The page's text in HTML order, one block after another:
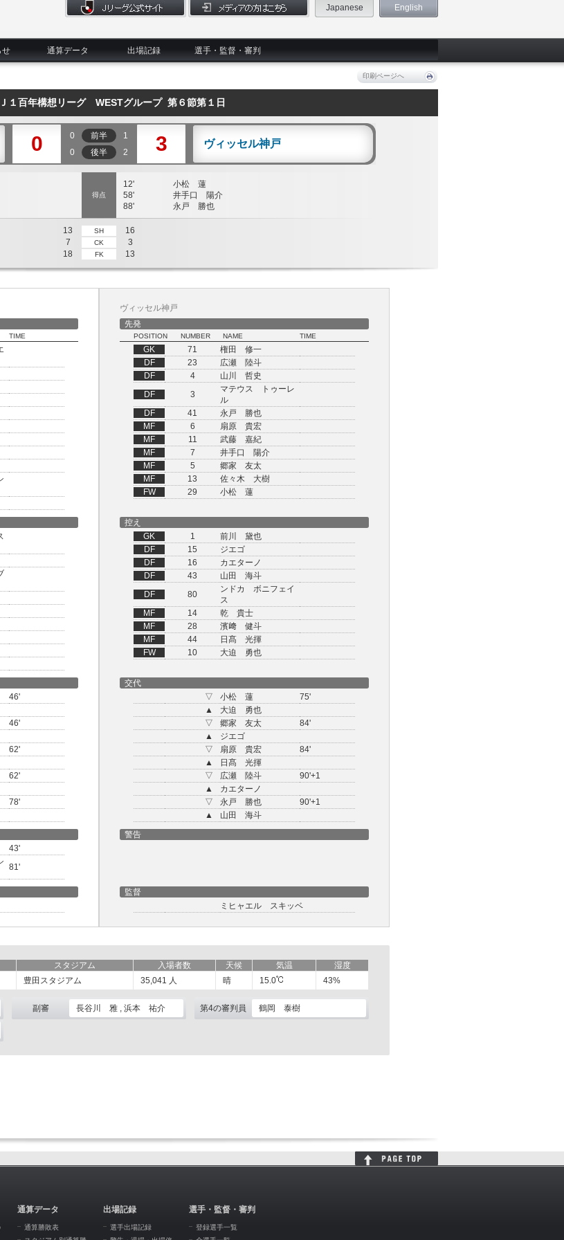
Japanese English
せ 通算データ 出場記録 選手・監督・審判
印刷ページへ
１百年構想リーグ WESTグループ 第６節第１日
0 0 前半
1
0
後半 2 3 ヴィッセル神戸
得点
12'
小松 蓮
58'
井手口 陽介
88'
永戸 勝也
13 SH
16
7
CK
3
18
FK 13
TIME
ヴィッセル神戸
先発
POSITION NUMBER NAME TIME
GK 71
権田 修一
DF
23
広瀬 陸斗
DF
4
山川 哲史
DF
3
マテウス トゥーレ
ル
DF
41
永戸 勝也
MF
6
扇原 貴宏
MF
11
武藤 嘉紀
MF
7
井手口 陽介
MF
5
郷家 友太
MF
13
佐々木 大樹
FW
29 小松 蓮
控え
GK
1
前川 黛也
DF
15
ジエゴ
DF
16
カエターノ
DF
43
山田 海斗
DF
80
ンドカ ボニフェイ
ス
MF
14
乾 貴士
MF
28
濱﨑 健斗
MF
44
日髙 光揮
FW
10 大迫 勇也
46'
46'
62'
62'
78'
交代
▽
小松 蓮
75'
▲
大迫 勇也
▽
郷家 友太
84'
▲
ジエゴ
▽
扇原 貴宏
84'
▲
日髙 光揮
▽
広瀬 陸斗
90'+1
▲
カエターノ
▽
永戸 勝也
90'+1
▲
山田 海斗
43'
81'
警告
監督
ミヒャエル スキッベ
スタジアム 入場者数 天候 気温
湿度
豊田スタジアム 35,041 人 晴 15.0 43%
副審 長谷川 雅 , 浜本 祐介 第4の審判員 鶴岡 泰樹
通算データ
通算勝敗表
出場記録
選手出場記録
選手・監督・審判
登録選手一覧